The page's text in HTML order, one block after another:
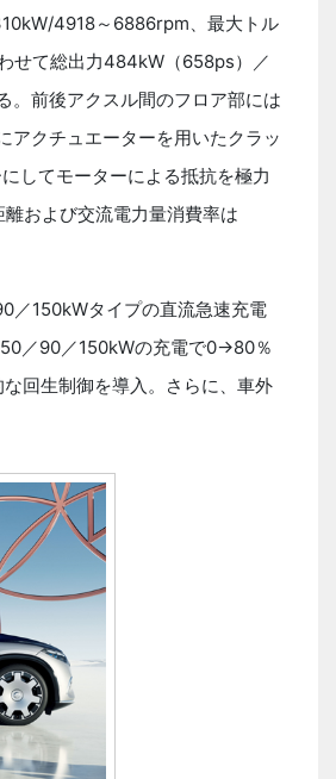
4918～6886rpm、最大トル
せて総出力484kW（658ps）／
。前後アクスル間のフロア部には
アクチュエーターを用いたクラッ
してモーターによる抵抗を極力
および交流電力量消費率は
／150kWタイプの直流急速充電
／90／150kWの充電で0→80％
回生制御を導入。さらに、車外